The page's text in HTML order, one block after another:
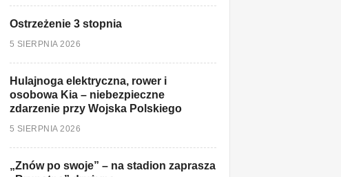
Ostrzeżenie 3 stopnia
5 SIERPNIA 2026
Hulajnoga elektryczna, rower i
osobowa Kia – niebezpieczne
zdarzenie przy Wojska Polskiego
5 SIERPNIA 2026
„Znów po swoje” – na stadion zaprasza